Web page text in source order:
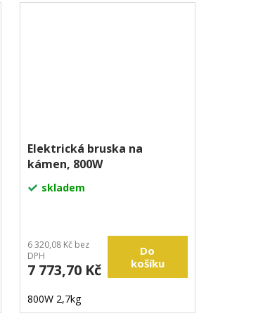
Elektrická bruska na
kámen, 800W
skladem
6 320,08 Kč bez
DPH
7 773,70 Kč
Do
košíku
800W 2,7kg